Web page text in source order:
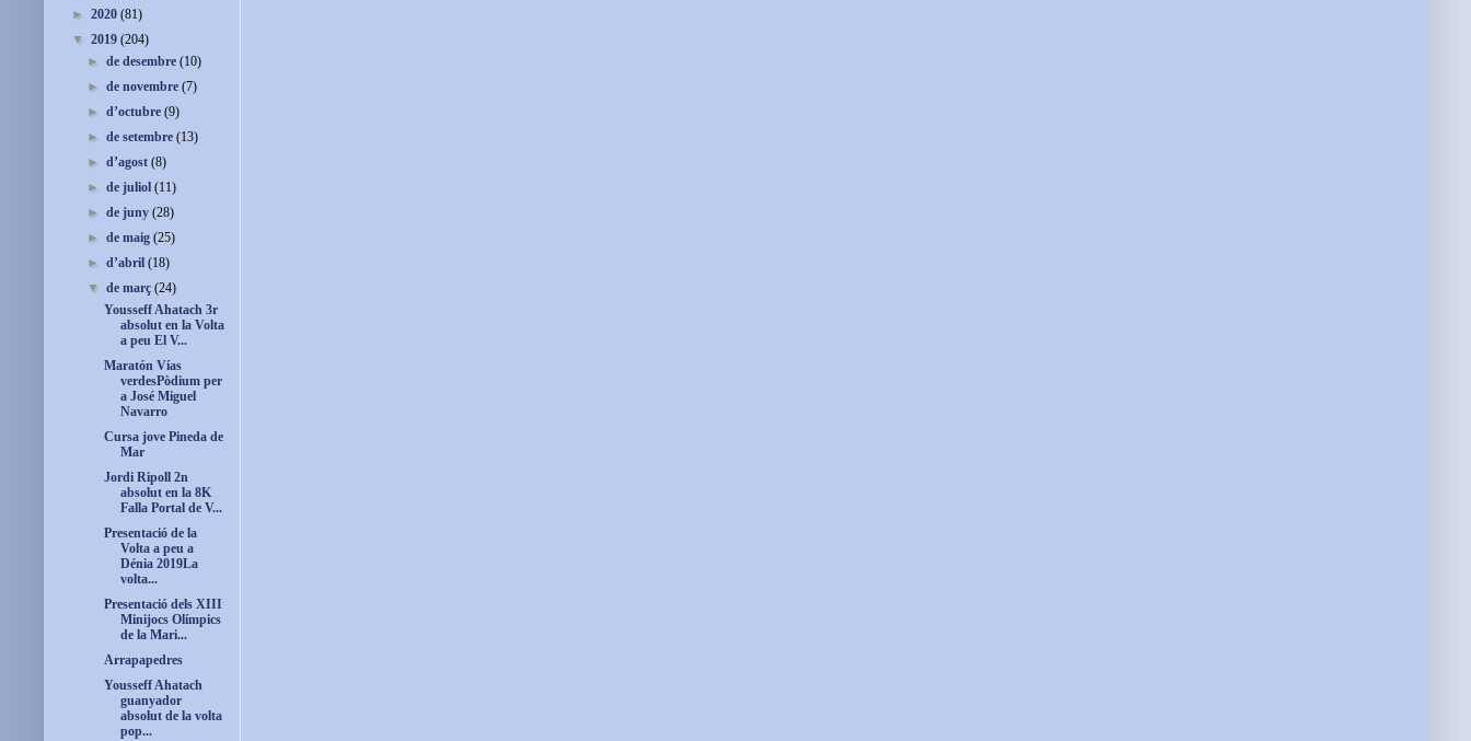
► 2020 (81)
▼ 2019 (204)
►de desembre(10)
►de novembre(7)
►d’octubre(9)
►de setembre(13)
►d’agost(8)
►de juliol(11)
►de juny(28)
►de maig(25)
►d’abril(18)
▼de març(24)
Yousseff Ahatach 3r
absolut en la Volta
a peu El V...
Maratón Vías
verdesPòdium per
a José Miguel
Navarro
Cursa jove Pineda de
Mar
Jordi Ripoll 2n
absolut en la 8K
Falla Portal de V...
Presentació de la
Volta a peu a
Dénia 2019La
volta...
Presentació dels XIII
Minijocs Olímpics
de la Mari...
Arrapapedres
Yousseff Ahatach
guanyador
absolut de la volta
pop...